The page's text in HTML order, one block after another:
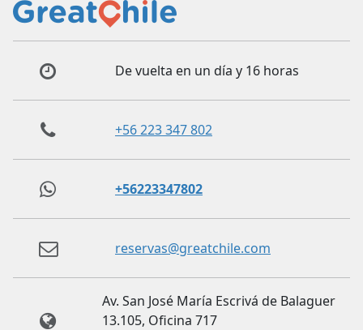
De vuelta en un día y 16 horas
+56 223 347 802
+56223347802
reservas@greatchile.com
Av. San José María Escrivá de Balaguer
13.105, Oficina 717